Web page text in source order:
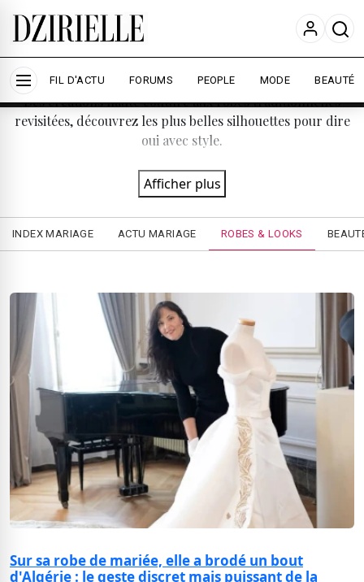
Nous utilisons des cookies pour améliorer votre
expérience et mesurer l'audience.
En savoir plus
Accepter tout
Personnaliser
FIL D'ACTU FORUMS PEOPLE MODE BEAUTÉ
Robes & Looks de mariée
Des créations haute couture aux robes traditionnelles
revisitées, découvrez les plus belles silhouettes pour dire
oui avec style.
Afficher plus
INDEX MARIAGE ACTU MARIAGE ROBES & LOOKS
Sur sa robe de mariée, elle a brodé un bout
d'Algérie : le geste discret mais puissant de la